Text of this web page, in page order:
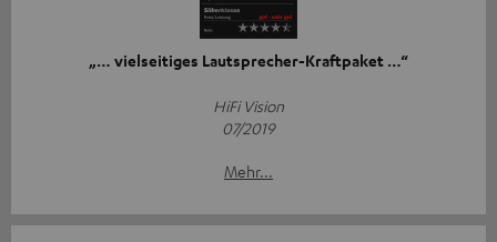
„… vielseitiges Lautsprecher-Kraftpaket …“
HiFi Vision
07/2019
Mehr...